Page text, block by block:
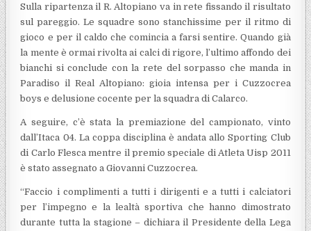
Sulla ripartenza il R. Altopiano va in rete fissando il risultato
sul pareggio. Le squadre sono stanchissime per il ritmo di
gioco e per il caldo che comincia a farsi sentire. Quando già
la mente è ormai rivolta ai calci di rigore, l’ultimo affondo dei
bianchi si conclude con la rete del sorpasso che manda in
Paradiso il Real Altopiano: gioia intensa per i Cuzzocrea
boys e delusione cocente per la squadra di Calarco.
A seguire, c’è stata la premiazione del campionato, vinto
dall’Itaca 04. La coppa disciplina è andata allo Sporting Club
di Carlo Flesca mentre il premio speciale di Atleta Uisp 2011
è stato assegnato a Giovanni Cuzzocrea.
“Faccio i complimenti a tutti i dirigenti e a tutti i calciatori
per l’impegno e la lealtà sportiva che hanno dimostrato
durante tutta la stagione – dichiara il Presidente della Lega